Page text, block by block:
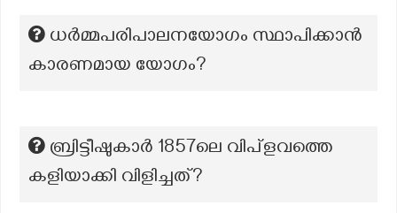
ധർമ്മപരിപാലനയോഗം സ്ഥാപിക്കാന്‍
കാരണമായ യോഗം?
ബ്രിട്ടീഷുകാർ 1857ലെ വിപ്ളവത്തെ
കളിയാക്കി വിളിച്ചത്?